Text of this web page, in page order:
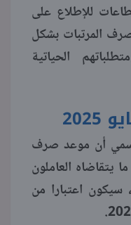
للإطلاع على
المرتبات بشكل
الحياتية
رسمي أن موعد صرف
يتقاضاه العاملون
سيكون اعتبارا من